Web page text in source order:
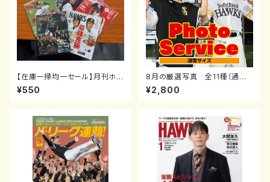
【在庫一掃均一セール】月刊ホー
クス2010年1～12月号
¥550
8月の厳選写真 全11種（通常
サイズ）
¥2,800